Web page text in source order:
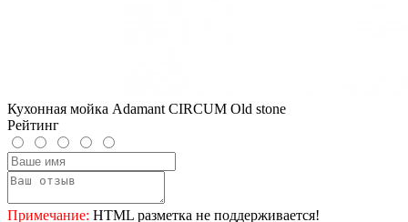
Кухонная мойка Adamant CIRCUM Old stone
Рейтинг
Примечание: HTML разметка не поддерживается!